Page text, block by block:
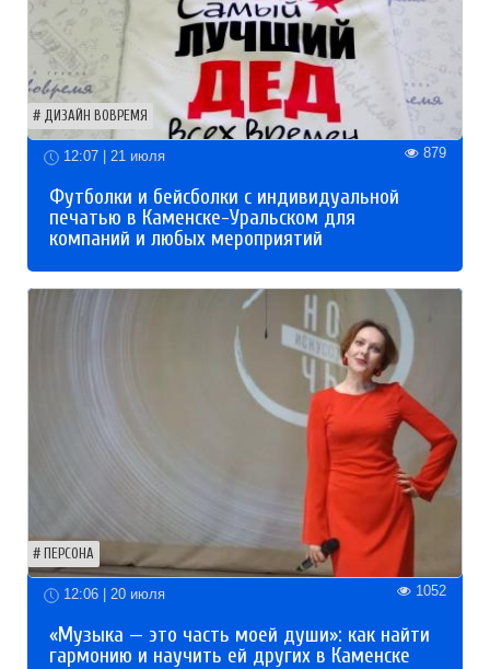
ДИЗАЙН ВОВРЕМЯ
12:07 | 21 июля 879
Футболки и бейсболки с индивидуальной
печатью в Каменске-Уральском для
компаний и любых мероприятий
ПЕРСОНА
12:06 | 20 июля 1052
«Музыка — это часть моей души»: как найти
гармонию и научить ей других в Каменске